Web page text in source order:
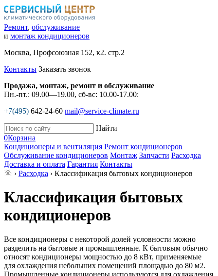
Ремонт, обслуживание
и монтаж кондиционеров
Москва, Профсоюзная 152, к2. стр.2
Контакты Заказать звонок
Продажа, монтаж, ремонт и обслуживание
Пн.-пт.: 09.00—19.00, сб-вс: 10.00-17.00:
+7(495) 642-24-60 mail@service-climate.ru
Найти
0Корзина
Кондиционеры и вентиляция Ремонт кондиционеров
Обслуживание кондиционеров Монтаж Запчасти Расходка
Доставка и оплата Гарантия Контакты
› Расходка › Классификация бытовых кондиционеров
Классификация бытовых
кондиционеров
Все кондиционеры с некоторой долей условности можно
разделить на бытовые и промышленные. К бытовым обычно
относят кондиционеры мощностью до 8 кВт, применяемые
для охлаждения небольших помещений площадью до 80 м2.
Промышленные кондиционеры используются для охлаждения